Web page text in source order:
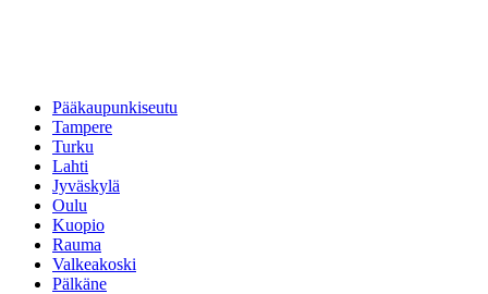
Pääkaupunkiseutu
Tampere
Turku
Lahti
Jyväskylä
Oulu
Kuopio
Rauma
Valkeakoski
Pälkäne